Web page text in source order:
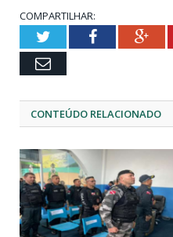
COMPARTILHAR:
TwitterFacebook
Email
CONTEÚDO RELACIONADO